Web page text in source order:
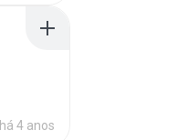
há 4 anos